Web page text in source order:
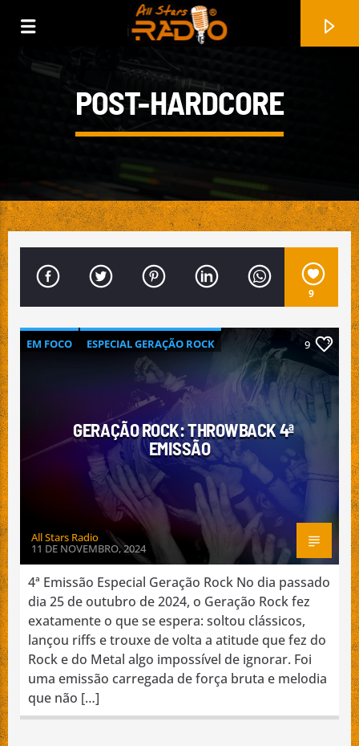
UNIVERSAL RADIO
DRAGON
Emissão da All Stars Radio
POST-HARDCORE
9
EM FOCO
ESPECIAL GERAÇÃO ROCK
MÚSICA NACIONAL
9
GERAÇÃO ROCK: THROWBACK 4ª
EMISSÃO
All Stars Radio
11 DE NOVEMBRO, 2024
4ª Emissão Especial Geração Rock No dia passado
dia 25 de outubro de 2024, o Geração Rock fez
exatamente o que se espera: soltou clássicos,
lançou riffs e trouxe de volta a atitude que fez do
Rock e do Metal algo impossível de ignorar. Foi
uma emissão carregada de força bruta e melodia
que não […]